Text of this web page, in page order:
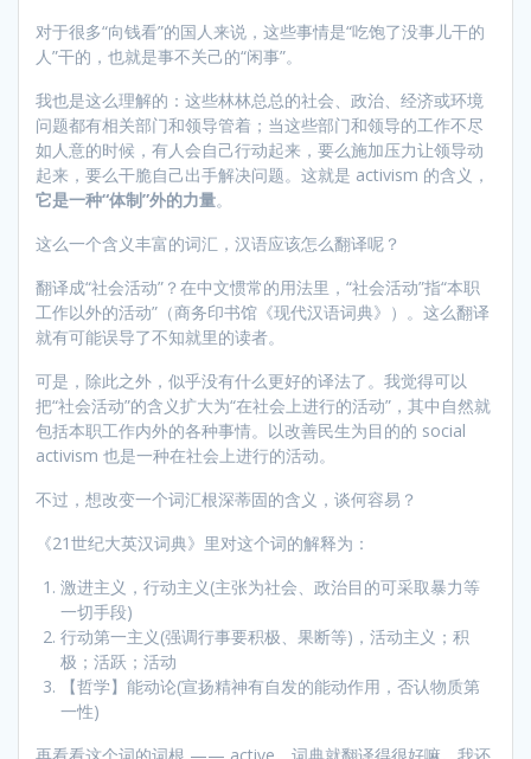
对于很多“向钱看”的国人来说，这些事情是“吃饱了没事儿干的
人”干的，也就是事不关己的“闲事”。
我也是这么理解的：这些林林总总的社会、政治、经济或环境
问题都有相关部门和领导管着；当这些部门和领导的工作不尽
如人意的时候，有人会自己行动起来，要么施加压力让领导动
起来，要么干脆自己出手解决问题。这就是 activism 的含义，
它是一种“体制”外的力量。
这么一个含义丰富的词汇，汉语应该怎么翻译呢？
翻译成“社会活动”？在中文惯常的用法里，“社会活动”指“本职
工作以外的活动”（商务印书馆《现代汉语词典》）。这么翻译
就有可能误导了不知就里的读者。
可是，除此之外，似乎没有什么更好的译法了。我觉得可以
把“社会活动”的含义扩大为“在社会上进行的活动”，其中自然就
包括本职工作内外的各种事情。以改善民生为目的的 social
activism 也是一种在社会上进行的活动。
不过，想改变一个词汇根深蒂固的含义，谈何容易？
《21世纪大英汉词典》里对这个词的解释为：
激进主义，行动主义(主张为社会、政治目的可采取暴力等
一切手段)
行动第一主义(强调行事要积极、果断等)，活动主义；积
极；活跃；活动
【哲学】能动论(宣扬精神有自发的能动作用，否认物质第
一性)